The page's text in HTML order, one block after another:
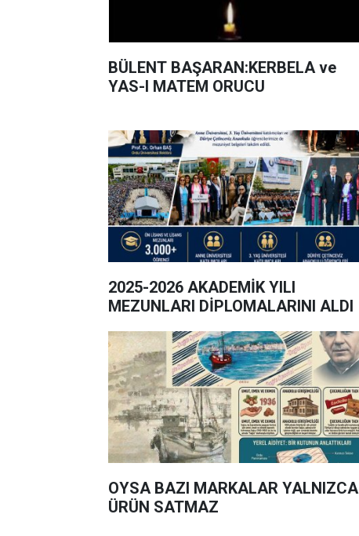
BÜLENT BAŞARAN:KERBELA ve
YAS-I MATEM ORUCU
2025-2026 AKADEMİK YILI
MEZUNLARI DİPLOMALARINI ALDI
OYSA BAZI MARKALAR YALNIZCA
ÜRÜN SATMAZ